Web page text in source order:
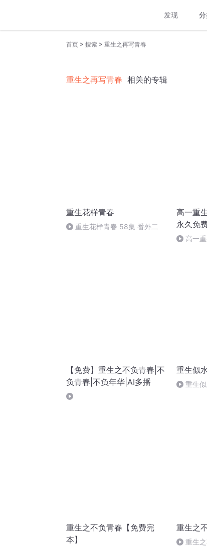
发现
首页 > 搜索 > 重生之再写青春
重生之再写青春 相关的专辑
重生花样青春
重生花样青春 58集 番外二
高一重
永久免
高一
【免费】重生之不负青春|不
负青春|不负年华|AI多播
重生似
重生
重生之不负青春【免费完
本】
重生之
重生